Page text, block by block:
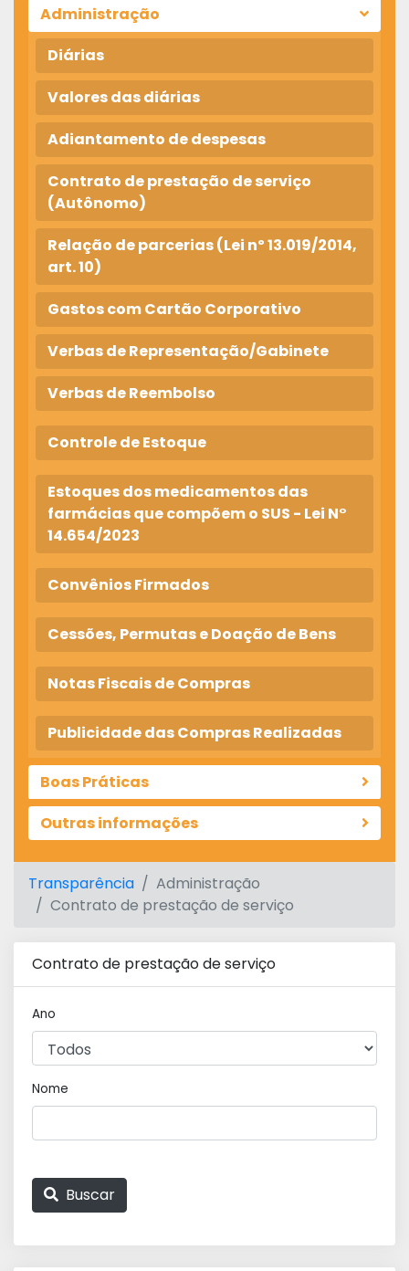
Administração
Diárias
Valores das diárias
Adiantamento de despesas
Contrato de prestação de serviço
(Autônomo)
Relação de parcerias (Lei nº 13.019/2014,
art. 10)
Gastos com Cartão Corporativo
Verbas de Representação/Gabinete
Verbas de Reembolso
Controle de Estoque
Estoques dos medicamentos das
farmácias que compõem o SUS - Lei N°
14.654/2023
Convênios Firmados
Cessões, Permutas e Doação de Bens
Notas Fiscais de Compras
Publicidade das Compras Realizadas
Boas Práticas
Outras informações
Transparência
Administração
Contrato de prestação de serviço
Contrato de prestação de serviço
Ano
Nome
Buscar